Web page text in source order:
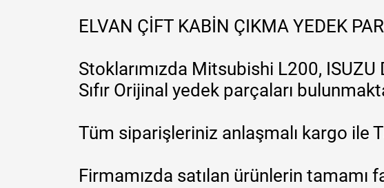
ELVAN ÇİFT KABİN ÇIKMA YEDEK
Stoklarımızda Mitsubishi L200, ISUZU
Sıfır Orijinal yedek parçaları
Tüm siparişleriniz anlaşmalı kargo ile
Firmamızda satılan ürünlerin tamamı